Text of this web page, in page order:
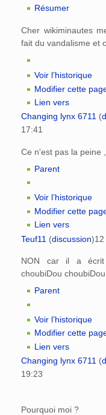
Résumer
Cher wikiminautes
fait du vandalisme et
Voir l’historique
Modifier cette
Lien vers
Changing lynx 6711 (
17:41
Ce n'est pas la peine
Parent
Voir l’historique
Modifier cette
Lien vers
Teuf11 (discussion)
NON car il a écrit
choubiDou
Parent
Voir l’historique
Modifier cette
Lien vers
Changing lynx 6711 (
19:23
Pourquoi moi ?